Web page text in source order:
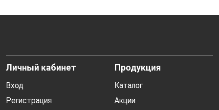
Личный кабинет
Вход
Регистрация
Продукция
Каталог
Акции